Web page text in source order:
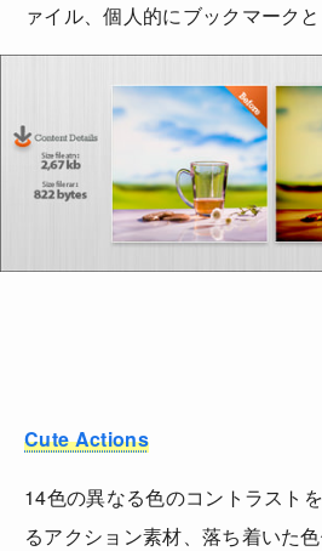
ァイル、個人的にブックマークと
Cute Actions
14色の異なる色のコントラスト
るアクション素材、落ち着いた